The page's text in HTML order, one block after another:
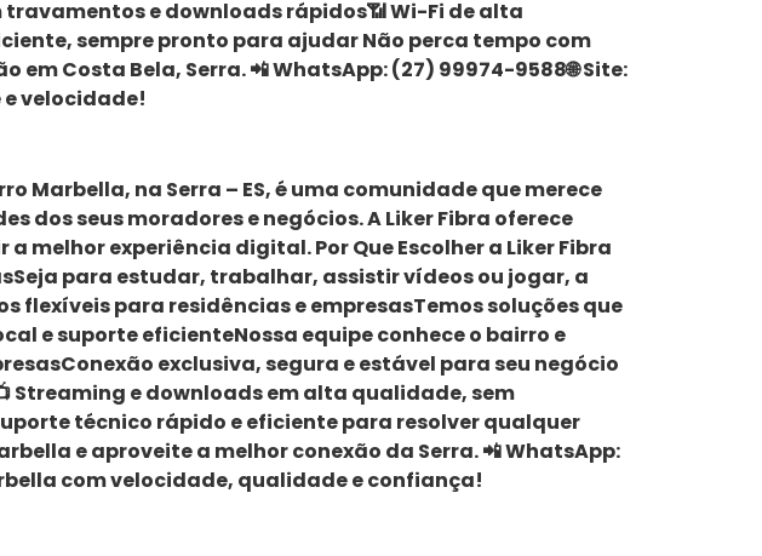
travamentos e downloads rápidos📶 Wi-Fi de alta
sempre pronto para ajudar Não perca tempo com
Costa Bela, Serra. 📲 WhatsApp: (27) 99974-9588🌐 Site:
velocidade!
Marbella, na Serra – ES, é uma comunidade que merece
seus moradores e negócios. A Liker Fibra oferece
experiência digital. Por Que Escolher a Liker Fibra
para estudar, trabalhar, assistir vídeos ou jogar, a
flexíveis para residências e empresasTemos soluções que
e suporte eficienteNossa equipe conhece o bairro e
exclusiva, segura e estável para seu negócio
Streaming e downloads em alta qualidade, sem
técnico rápido e eficiente para resolver qualquer
e aproveite a melhor conexão da Serra. 📲 WhatsApp:
com velocidade, qualidade e confiança!